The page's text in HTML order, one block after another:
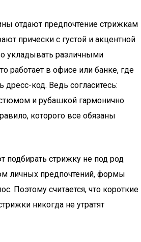
отдают предпочтение стрижкам
прически с густой и акцентной
укладывать различными
работает в офисе или банке, где
код. Ведь согласитесь:
и рубашкой гармонично
которого все обязаны
подбирать стрижку не под род
личных предпочтений, формы
Поэтому считается, что короткие
никогда не утратят